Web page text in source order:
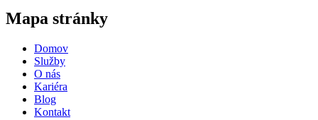
Mapa stránky
Domov
Služby
O nás
Kariéra
Blog
Kontakt